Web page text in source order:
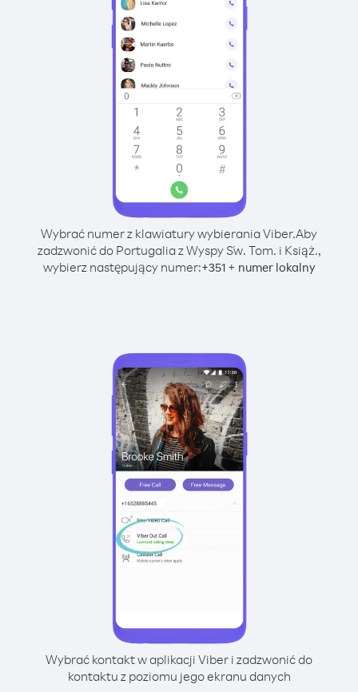
Wybrać numer z klawiatury wybierania Viber.Aby
zadzwonić do Portugalia z Wyspy Św. Tom. i Książ.,
wybierz następujący numer:+351+ numer lokalny
Wybrać kontakt w aplikacji Viber i zadzwonić do
kontaktu z poziomu jego ekranu danych